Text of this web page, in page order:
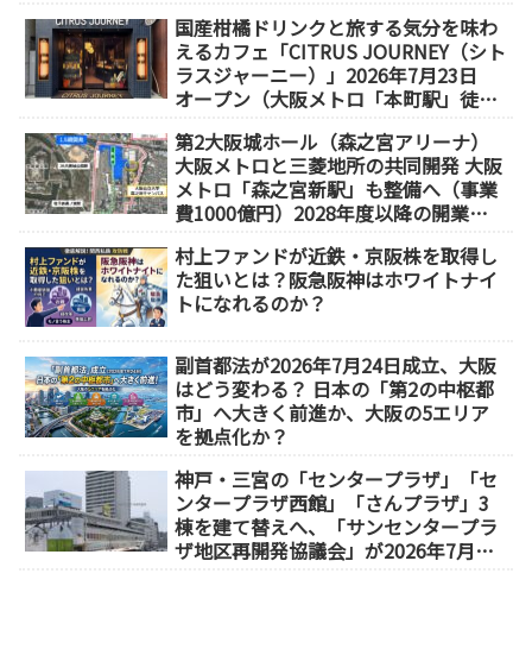
国産柑橘ドリンクと旅する気分を味わ
えるカフェ「CITRUS JOURNEY（シト
ラスジャーニー）」2026年7月23日
オープン（大阪メトロ「本町駅」徒歩
第2大阪城ホール（森之宮アリーナ）
大阪メトロと三菱地所の共同開発 大阪
メトロ「森之宮新駅」も整備へ（事業
費1000億円）2028年度以降の開業
村上ファンドが近鉄・京阪株を取得し
た狙いとは？阪急阪神はホワイトナイ
トになれるのか？
副首都法が2026年7月24日成立、大阪
はどう変わる？ 日本の「第2の中枢都
市」へ大きく前進か、大阪の5エリア
を拠点化か？
神戸・三宮の「センタープラザ」「セ
ンタープラザ西館」「さんプラザ」3
棟を建て替えへ、「サンセンタープラ
ザ地区再開発協議会」が2026年7月発